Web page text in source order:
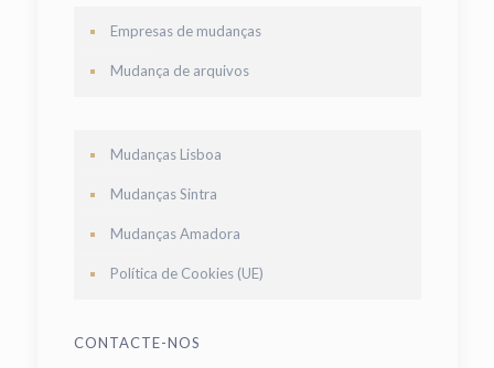
Empresas de mudanças
Mudança de arquivos
Mudanças Lisboa
Mudanças Sintra
Mudanças Amadora
Política de Cookies (UE)
CONTACTE-NOS